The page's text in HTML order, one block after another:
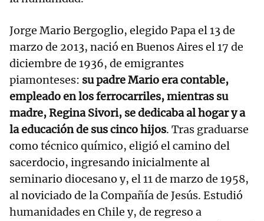
Jorge Mario Bergoglio, elegido Papa el 13 de
marzo de 2013, nació en Buenos Aires el 17 de
diciembre de 1936, de emigrantes
piamonteses: su padre Mario era contable,
empleado en los ferrocarriles, mientras su
madre, Regina Sivori, se dedicaba al hogar y a
la educación de sus cinco hijos. Tras graduarse
como técnico químico, eligió el camino del
sacerdocio, ingresando inicialmente al
seminario diocesano y, el 11 de marzo de 1958,
al noviciado de la Compañía de Jesús. Estudió
humanidades en Chile y, de regreso a